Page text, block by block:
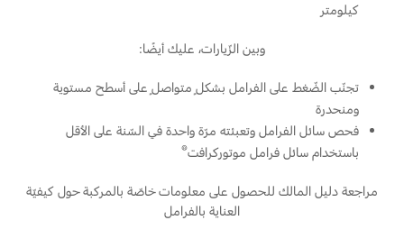
كيلومتر
وبين الزّيارات، عليك أيضًا:
تجنّب الضّغط على الفرامل بشكلٍ متواصلٍ على أسطح مستوية
ومنحدرة
فحص سائل الفرامل وتعبئته مرّة واحدة في السّنة على الأقل
باستخدام سائل فرامل موتوركرافت®
مراجعة دليل المالك للحصول على معلومات خاصّة بالمركبة حول كيفيّة
العناية بالفرامل